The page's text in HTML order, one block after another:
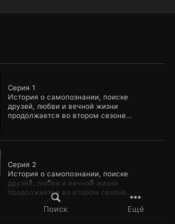
Поиск Ещё
Серия 1
История о самопознании, поиске
друзей, любви и вечной жизни
продолжается во втором сезоне
все мечты человека могут стать явью.
заключается в том, что рядом с Хань Ли
будут идти рядом не только верные
друзья и соратники, но и коварные
враги, мечтающие о бессмертии и
власти над всем миром. Чем
закончится сражение между силами
Серия 2
История о самопознании, поиске
друзей, любви и вечной жизни
продолжается во втором сезоне
«Путешествия к бессмертию». Путь
лежит к сказочной долине Тяньнань, где